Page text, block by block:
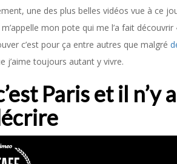
une des plus belles vidéos vue à ce
mon pote qui me l’a fait
c’est pour ça entre autres que malgré
j’aime toujours autant y vivre.
Paris et il